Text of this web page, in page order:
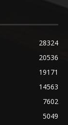
28324
20536
19171
14563
7602
5049